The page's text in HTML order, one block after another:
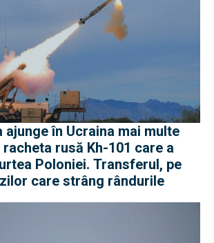
ajunge în Ucraina mai multe
rusă Kh-101 care a
Poloniei. Transferul, pe
care strâng rândurile